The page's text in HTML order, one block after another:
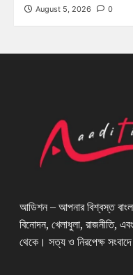
August 5, 2026 0
আডিশন – আপনার বিশ্বস্ত
বিনোদন, খেলাধুলা, রাজনীতি,
থেকে। সত্য ও নিরপেক্ষ